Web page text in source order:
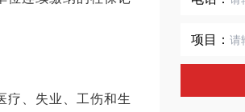
疗、失业、工伤和生
项目：